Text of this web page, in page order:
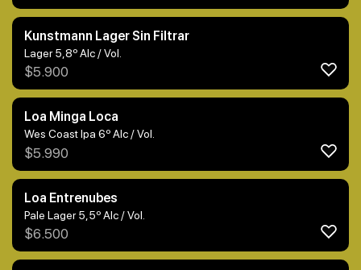
Kunstmann Lager Sin Filtrar
Lager 5,8º Alc / Vol.
$5.900
Loa Minga Loca
Wes Coast Ipa 6º Alc / Vol.
$5.990
Loa Entrenubes
Pale Lager 5,5º Alc / Vol.
$6.500